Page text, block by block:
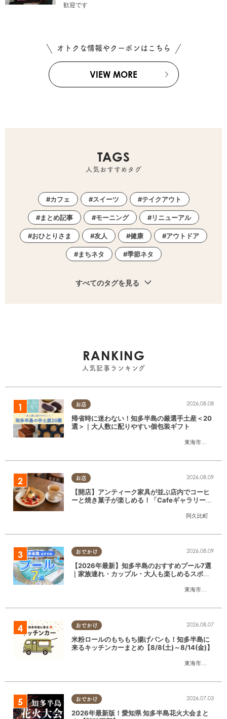
歓迎です
オトクな情報やクーポンはこちら
VIEW MORE
TAGS
人気おすすめタグ
カフェ スイーツ テイクアウト
まとめ記事 モーニング リニューアル
おひとりさま 友人 健康 アウトドア
まちネタ 季節ネタ
すべてのタグを見る
RANKING
人気記事ランキング
お店
東海市大府市
2026.08.08
帰省時に迷わない！知多半島の厳選手土産＜20
選＞｜大人数に配りやすい個包装ギフト
お店
阿久比町
2026.08.09
【開店】アンティーク家具が並ぶ店内でコーヒ
ーと焼き菓子が楽しめる！「CafeギャラリーA
おでかけ
東海市大府市
2026.08.09
【2026年最新】知多半島のおすすめプール7選
｜家族連れ・カップル・大人も楽しめるスポッ
おでかけ
東海市大府市
2026.08.07
米粉ロールのもちもち揚げパンも！知多半島に
来るキッチンカーまとめ【8/8(土)～8/14(金)】
おでかけ 2026.07.03
2026年最新版！愛知県 知多半島花火大会まと